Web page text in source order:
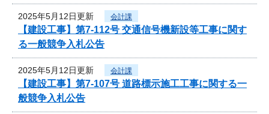
2025年5月12日更新 会計課
【建設工事】第7-112号 交通信号機新設等工事に関す
る一般競争入札公告
2025年5月12日更新 会計課
【建設工事】第7-107号 道路標示施工工事に関する一
般競争入札公告